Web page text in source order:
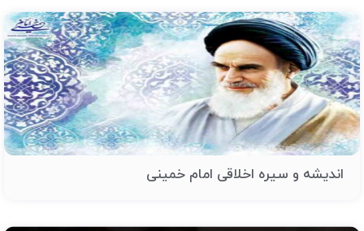
اندیشه و سیره اخلاقی امام خمینی